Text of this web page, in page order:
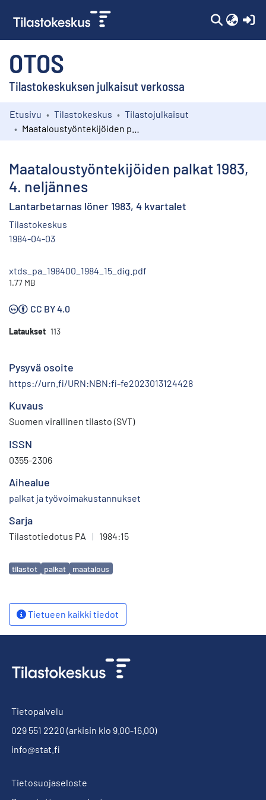
OTOS
Tilastokeskuksen julkaisut verkossa
Kokoelmat
Etusivu Tilastokeskus
Tilastojulkaisut
Maataloustyöntekijöiden palkat 1983,
4. neljännes
Lantarbetarnas löner 1983, 4 kvartalet
Tilastokeskus
1984-04-03
xtds_pa_198400_1984_15_dig.pdf
1.77 MB
CC BY 4.0
Lataukset 113
Pysyvä osoite
https://urn.fi/URN:NBN:fi-fe2023013124428
Kuvaus
Suomen virallinen tilasto (SVT)
ISSN
0355-2306
Aihealue
palkat ja työvoimakustannukset
Sarja
Tilastotiedotus PA | 1984:15
Avainsanat
tilastot palkat maatalous
Tietueen kaikki tiedot
Tietopalvelu
029 551 2220 (arkisin klo 9.00-16.00)
info@stat.fi
Tietosuojaseloste